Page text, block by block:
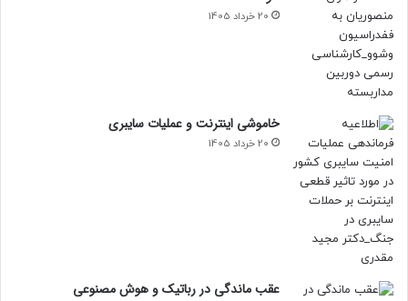
20 خرداد 1405
خاموشی اینترنت و عملیات سایبری
20 خرداد 1405
عقب ماندگی در رباتیک و هوش مصنوعی